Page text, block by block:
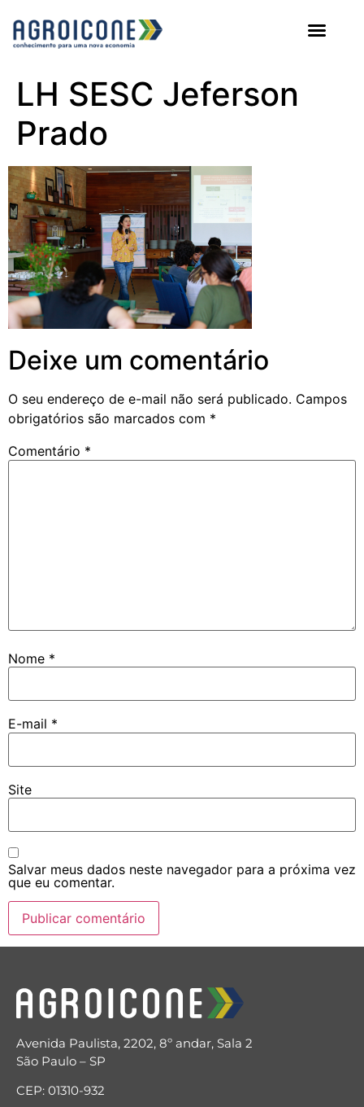
LH SESC Jeferson
Prado
Deixe um comentário
O seu endereço de e-mail não será publicado. Campos
obrigatórios são marcados com *
Comentário *
Nome *
E-mail *
Site
Salvar meus dados neste navegador para a próxima vez
que eu comentar.
Avenida Paulista, 2202, 8º andar, Sala 2
São Paulo – SP
CEP: 01310-932